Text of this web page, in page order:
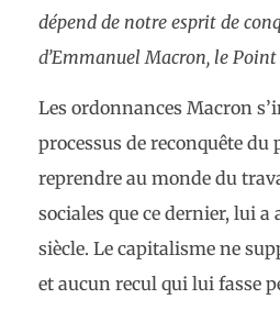
dépend de notre esprit de
d’Emmanuel Macron, le Point
Les ordonnances Macron
processus de reconquête
reprendre au monde du
sociales que ce dernier, lui a
siècle. Le capitalisme ne
et aucun recul qui lui fasse